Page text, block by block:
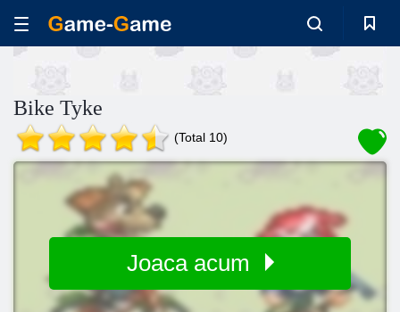
Bike Tyke
(Total 10)
Joaca acum